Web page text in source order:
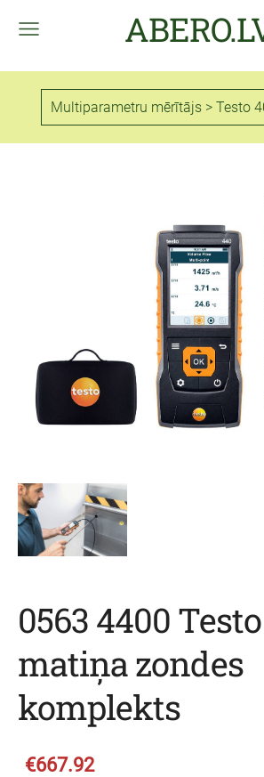
Multiparametru mērītājs > Testo
0563 4400
matiņa zondes
komplekts
€667.92